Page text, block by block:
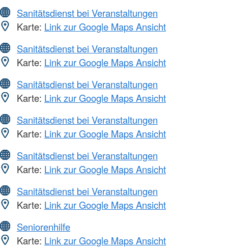
Sanitätsdienst bei Veranstaltungen
Karte: Link zur Google Maps Ansicht
Sanitätsdienst bei Veranstaltungen
Karte: Link zur Google Maps Ansicht
Sanitätsdienst bei Veranstaltungen
Karte: Link zur Google Maps Ansicht
Sanitätsdienst bei Veranstaltungen
Karte: Link zur Google Maps Ansicht
Sanitätsdienst bei Veranstaltungen
Karte: Link zur Google Maps Ansicht
Sanitätsdienst bei Veranstaltungen
Karte: Link zur Google Maps Ansicht
Seniorenhilfe
Karte: Link zur Google Maps Ansicht